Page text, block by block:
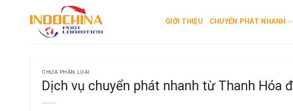
GIỚI THIỆU CHUYỂN PHÁT NHANH
CHƯA PHÂN LOẠI
Dịch vụ chuyển phát nhanh từ Thanh Hóa